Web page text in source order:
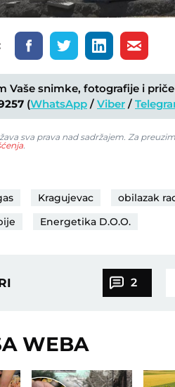
Vaše snimke, fotografije i
(WhatsApp / Viber /
sva prava nad sadržajem. Za
Kragujevac obilazak
Energetika D.O.O.
2
WEBA